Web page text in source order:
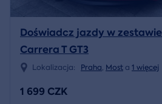
Doświadcz jazdy w zestawie
Carrera T GT3
Lokalizacja: Praha, Most a 1 więcej
1 699 CZK